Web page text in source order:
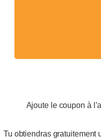
Ajoute le coupon à
Tu obtiendras gratuitement